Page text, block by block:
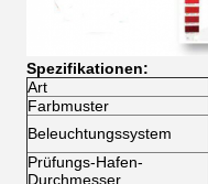
Spezifikationen:
Art
Farbmuster
Beleuchtungssystem
Prüfungs-Hafen-
Durchmesser